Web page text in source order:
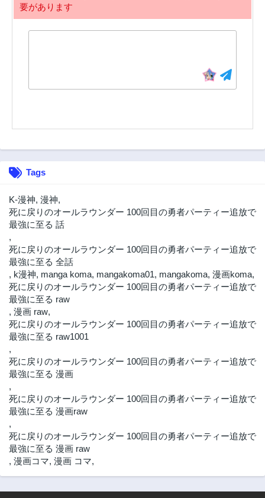
要があります
Tags
K-漫神, 漫神,
死に戻りのオールラウンダー 100回目の勇者パーティー追放で
最強に至る 話
,
死に戻りのオールラウンダー 100回目の勇者パーティー追放で
最強に至る 全話
, k漫神, manga koma, mangakoma01, mangakoma, 漫画koma,
死に戻りのオールラウンダー 100回目の勇者パーティー追放で
最強に至る raw
, 漫画 raw,
死に戻りのオールラウンダー 100回目の勇者パーティー追放で
最強に至る raw1001
,
死に戻りのオールラウンダー 100回目の勇者パーティー追放で
最強に至る 漫画
,
死に戻りのオールラウンダー 100回目の勇者パーティー追放で
最強に至る 漫画raw
,
死に戻りのオールラウンダー 100回目の勇者パーティー追放で
最強に至る 漫画 raw
, 漫画コマ, 漫画 コマ,